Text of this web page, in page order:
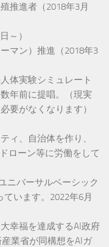
推進者（2018年3月
～）
マン）推進（2018年3
体実験シミュレート
年前に提唱。（現実
要がなくなります）
ィ、自治体を作り、
ローン等に労働をして
ニバーサルベーシック
ています。2022年6月
幸福を達成するAI政府
業省が同構想をAIガ